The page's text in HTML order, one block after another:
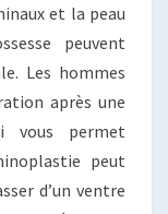
et la peau
peuvent
Les hommes
après une
vous permet
peut
d’un ventre